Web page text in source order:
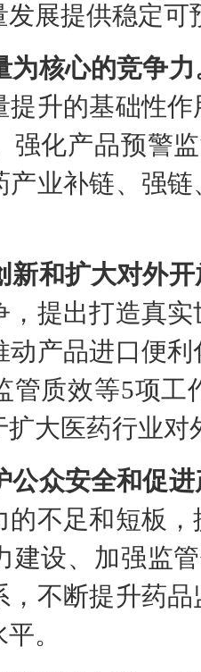
发展提供稳定可
为核心的竞争力
提升的基础性
强化产品预警
产业补链、强
新和扩大对外
，提出打造真
动产品进口便
管质效等5项
大医药行业
公众安全和促
的不足和短板
建设、加强监
，不断提升药
。